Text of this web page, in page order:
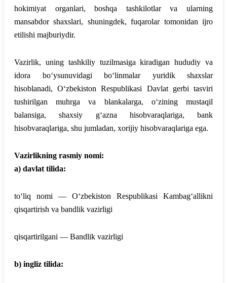
hokimiyat organlari, boshqa tashkilotlar va ularning
mansabdor shaxslari, shuningdek, fuqarolar tomonidan ijro
etilishi majburiydir.
Vazirlik, uning tashkiliy tuzilmasiga kiradigan hududiy va
idora bo‘ysunuvidagi bo‘linmalar yuridik shaxslar
hisoblanadi, O‘zbekiston Respublikasi Davlat gerbi tasviri
tushirilgan muhrga va blankalarga, o‘zining mustaqil
balansiga, shaxsiy g‘azna hisobvaraqlariga, bank
hisobvaraqlariga, shu jumladan, xorijiy hisobvaraqlariga ega.
Vazirlikning rasmiy nomi:
a) davlat tilida:
to‘liq nomi — O‘zbekiston Respublikasi Kambag‘allikni
qisqartirish va bandlik vazirligi
qisqartirilgani — Bandlik vazirligi
b) ingliz tilida: